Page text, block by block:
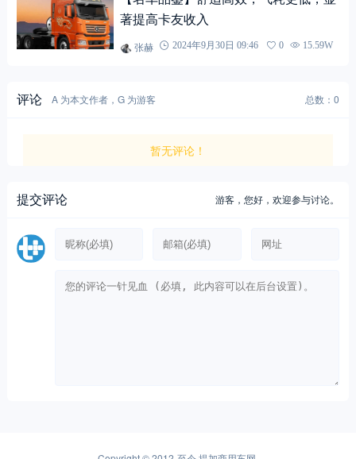
著提高卡友收入
张赫 2024年9月30日 09:46 0 15.59W
评论 A 为本文作者，G 为游客 总数：0
暂无评论！
提交评论 游客，您好，欢迎参与讨论。